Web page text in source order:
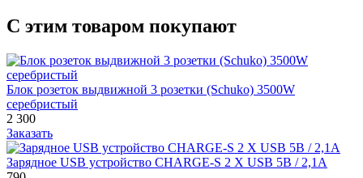
С этим товаром покупают
Блок розеток выдвижной 3 розетки (Schuko) 3500W
серебристый
2 300
Заказать
Зарядное USB устройство CHARGE-S 2 X USB 5В / 2,1А